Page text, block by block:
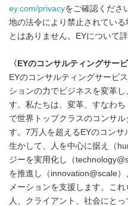
ey.com/privacyをご確認くださ
地の法令により禁止されてい
とはありません。EYについて詳
〈EYのコンサルティングサー
EYのコンサルティングサービ
ションの力でビジネスを変革
す。私たちは、変革、すなわ
で世界トップクラスのコンサ
す。7万人を超えるEYのコン
生かして、人を中心に据え（
ジーを実用化し（
を推進し（innovation@scale
メーションを支援します。こ
人、クライアント、社会にと